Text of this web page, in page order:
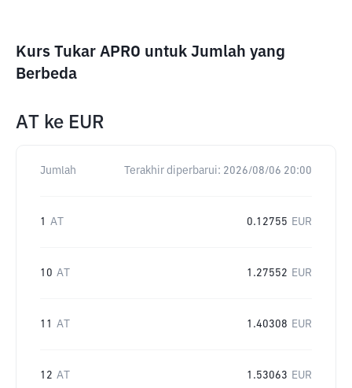
Kurs Tukar APRO untuk Jumlah yang
Berbeda
AT ke EUR
Jumlah Terakhir diperbarui: 2026/08/06 20:00
1 AT 0.12755 EUR
10 AT 1.27552 EUR
11 AT 1.40308 EUR
12 AT 1.53063 EUR